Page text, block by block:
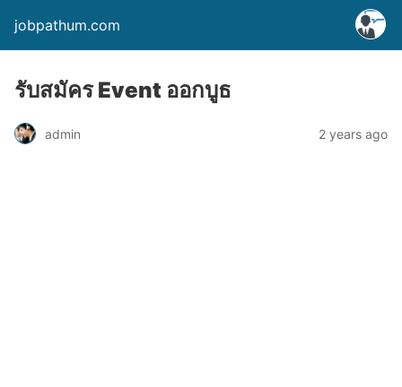
jobpathum.com
รับสมัคร Event ออกบูธ
admin 2 years ago